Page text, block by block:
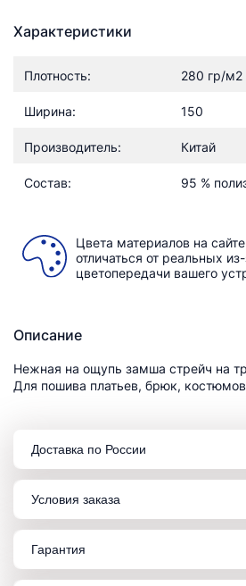
Характеристики
Плотность: 280 гр/м2
Ширина: 150
Производитель: Китай
Состав: 95 %
Цвета материалов на
отличаться от реальных
цветопередачи вашего
Описание
Нежная на ощупь замша стрейч на
Для пошива платьев, брюк,
Доставка по России
Условия заказа
Гарантия